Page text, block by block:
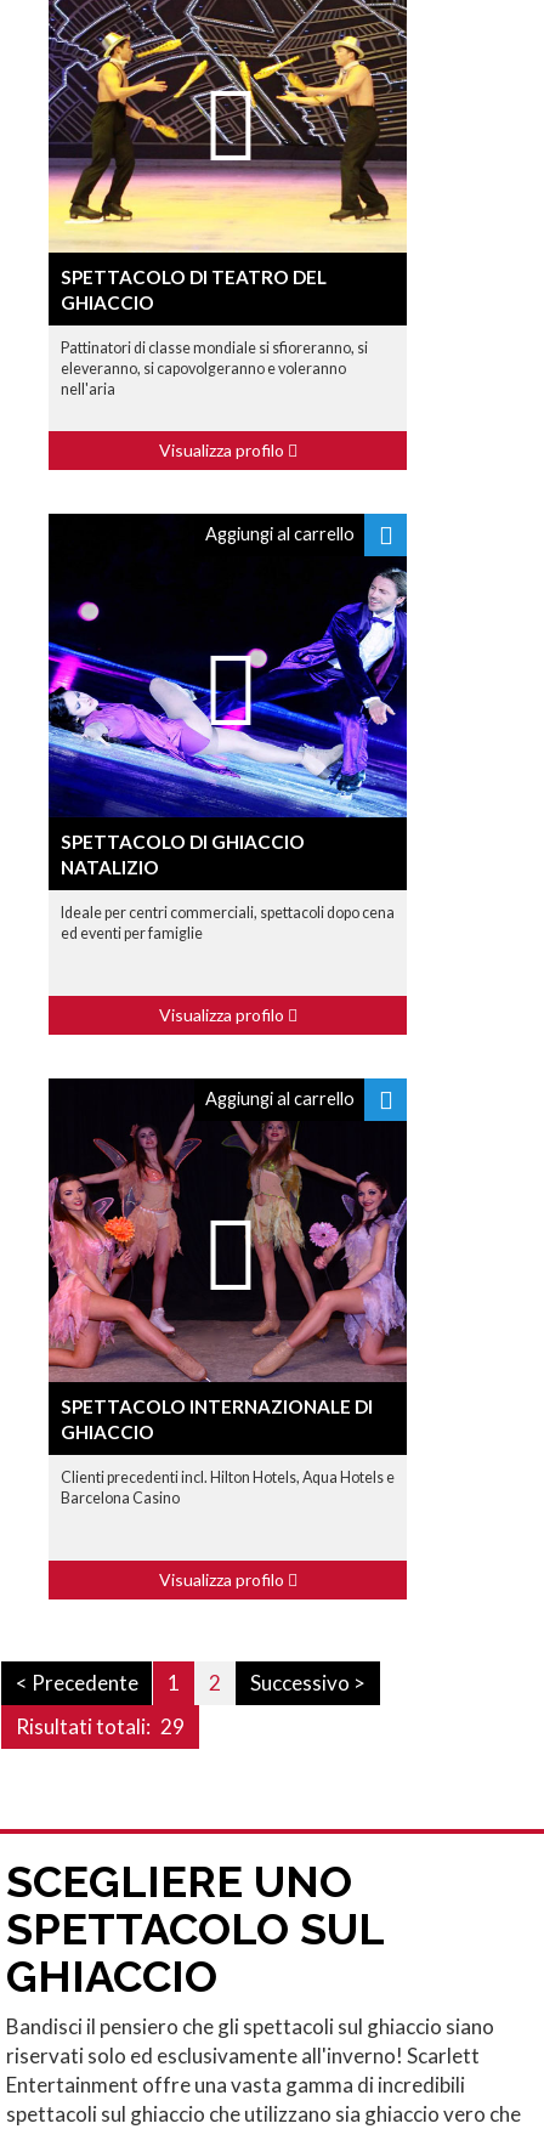
SPETTACOLO DI TEATRO DEL
GHIACCIO
Pattinatori di classe mondiale si sfioreranno, si
eleveranno, si capovolgeranno e voleranno
nell'aria
Visualizza profilo
Aggiungi al carrello
SPETTACOLO DI GHIACCIO
NATALIZIO
Ideale per centri commerciali, spettacoli dopo cena
ed eventi per famiglie
Visualizza profilo
Aggiungi al carrello
SPETTACOLO INTERNAZIONALE DI
GHIACCIO
Clienti precedenti incl. Hilton Hotels, Aqua Hotels e
Barcelona Casino
Visualizza profilo
< Precedente 1 2
Successivo >
Risultati totali: 29
SCEGLIERE UNO
SPETTACOLO SUL
GHIACCIO
Bandisci il pensiero che gli spettacoli sul ghiaccio siano
riservati solo ed esclusivamente all'inverno! Scarlett
Entertainment offre una vasta gamma di incredibili
spettacoli sul ghiaccio che utilizzano sia ghiaccio vero che